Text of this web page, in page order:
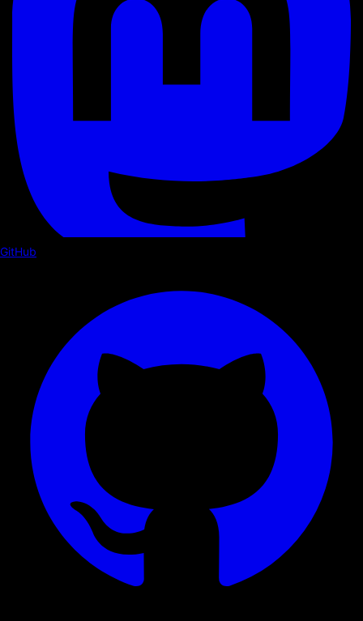
GitHub